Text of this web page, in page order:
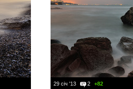
29 січ '13 2 +82